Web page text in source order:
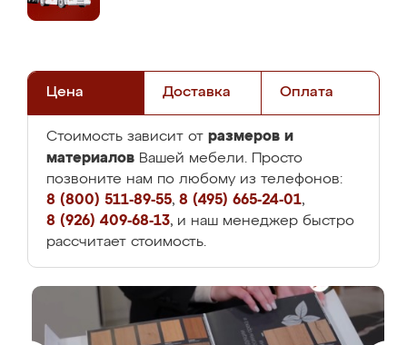
Цена Доставка Оплата
Стоимость зависит от размеров и
материалов Вашей мебели. Просто
позвоните нам по любому из телефонов:
8 (800) 511-89-55, 8 (495) 665-24-01,
8 (926) 409-68-13, и наш менеджер быстро
рассчитает стоимость.